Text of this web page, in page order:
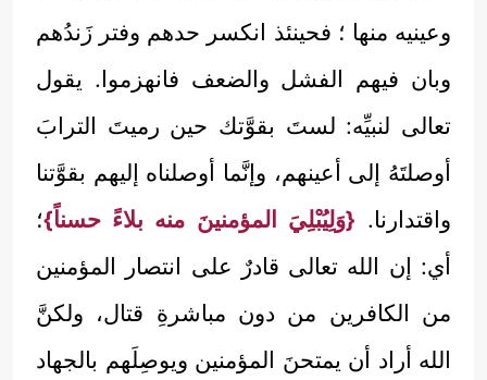
وعينيه منها ؛ فحينئذ انكسر حدهم وفتر زَندُهم
وبان فيهم الفشل والضعف فانهزموا. يقول
تعالى لنبيِّه: لستَ بقوَّتك حين رميتَ الترابَ
أوصلتَهُ إلى أعينهم، وإنَّما أوصلناه إليهم بقوَّتنا
واقتدارنا. {وَلِيُبْلِيَ المؤمنينَ منه بلاءً حسناً}؛
أي: إن الله تعالى قادرٌ على انتصار المؤمنين
من الكافرين من دون مباشرةِ قتال، ولكنَّ
الله أراد أن يمتحنَ المؤمنين ويوصِلَهم بالجهاد